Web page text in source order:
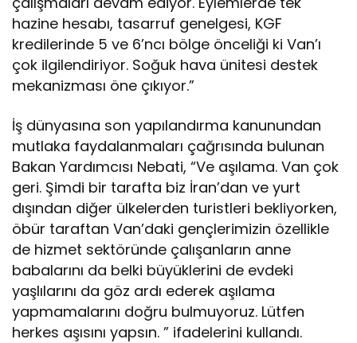
hazine hesabı, tasarruf genelgesi, KGF
kredilerinde 5 ve 6’ncı bölge önceliği ki Van’ı
çok ilgilendiriyor. Soğuk hava ünitesi destek
mekanizması öne çıkıyor.”
İş dünyasına son yapılandırma kanunundan
mutlaka faydalanmaları çağrısında bulunan
Bakan Yardımcısı Nebati, “Ve aşılama. Van çok
geri. Şimdi bir tarafta biz İran’dan ve yurt
dışından diğer ülkelerden turistleri bekliyorken,
öbür taraftan Van’daki gençlerimizin özellikle
de hizmet sektöründe çalışanların anne
babalarını da belki büyüklerini de evdeki
yaşlılarını da göz ardı ederek aşılama
yapmamalarını doğru bulmuyoruz. Lütfen
herkes aşısını yapsın. ” ifadelerini kullandı.